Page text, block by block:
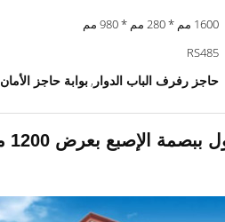
1600 مم * 280 مم * 980 مم
RS485
حاجز رفرف الباب الدوار , بوابة حاجز الأمان
الإصبع بعرض 1200 مم